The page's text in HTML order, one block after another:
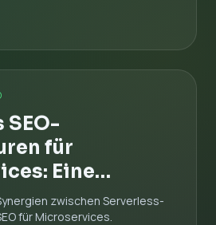
SEO-
für
Eine
Analyse
zwischen Serverless-
für Microservices.